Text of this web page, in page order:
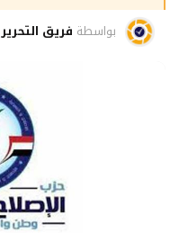
بواسطة فريق التحرير